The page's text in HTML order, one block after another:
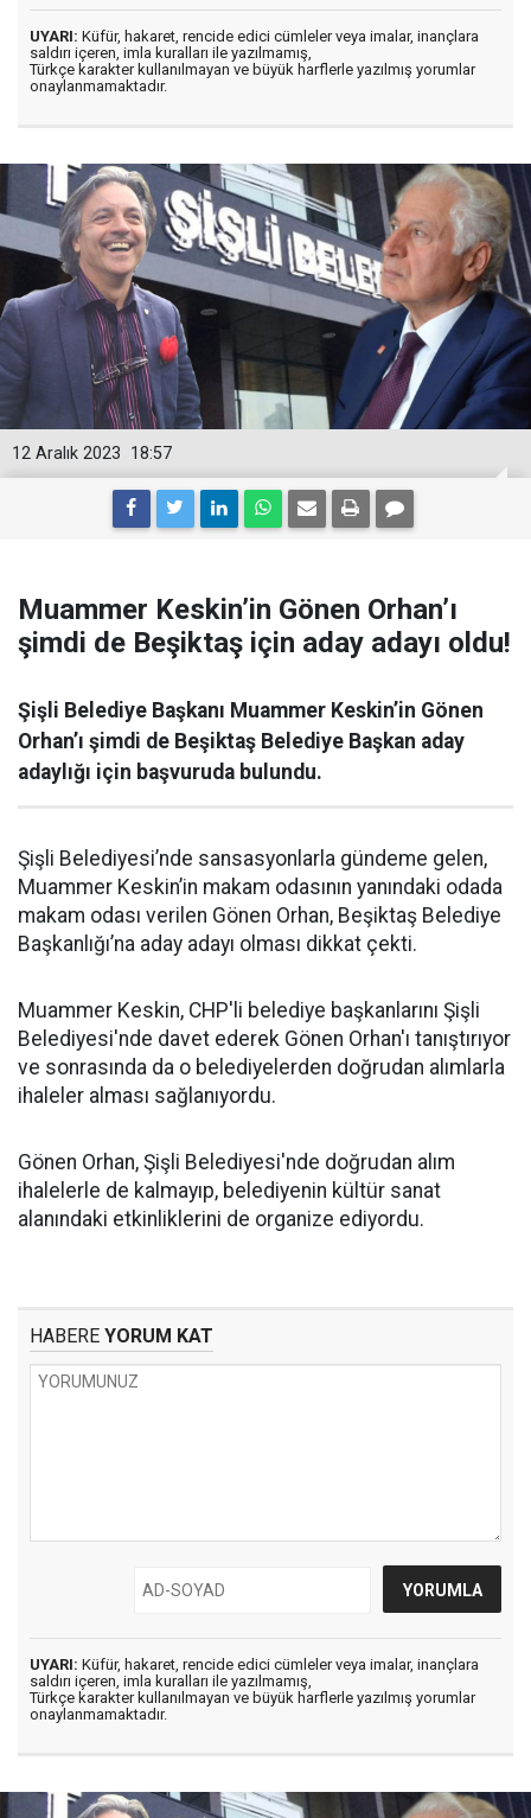
UYARI: Küfür, hakaret, rencide edici cümleler veya imalar, inançlara
saldırı içeren, imla kuralları ile yazılmamış,
Türkçe karakter kullanılmayan ve büyük harflerle yazılmış yorumlar
onaylanmamaktadır.
18:57
12 Aralık 2023
Muammer Keskin’in Gönen Orhan’ı
şimdi de Beşiktaş için aday adayı oldu!
Şişli Belediye Başkanı Muammer Keskin’in Gönen
Orhan’ı şimdi de Beşiktaş Belediye Başkan aday
adaylığı için başvuruda bulundu.
Şişli Belediyesi’nde sansasyonlarla gündeme gelen,
Muammer Keskin’in makam odasının yanındaki odada
makam odası verilen Gönen Orhan, Beşiktaş Belediye
Başkanlığı’na aday adayı olması dikkat çekti.
Muammer Keskin, CHP'li belediye başkanlarını Şişli
Belediyesi'nde davet ederek Gönen Orhan'ı tanıştırıyor
ve sonrasında da o belediyelerden doğrudan alımlarla
ihaleler alması sağlanıyordu.
Gönen Orhan, Şişli Belediyesi'nde doğrudan alım
ihalelerle de kalmayıp, belediyenin kültür sanat
alanındaki etkinliklerini de organize ediyordu.
HABERE YORUM KAT
UYARI: Küfür, hakaret, rencide edici cümleler veya imalar, inançlara
saldırı içeren, imla kuralları ile yazılmamış,
Türkçe karakter kullanılmayan ve büyük harflerle yazılmış yorumlar
onaylanmamaktadır.